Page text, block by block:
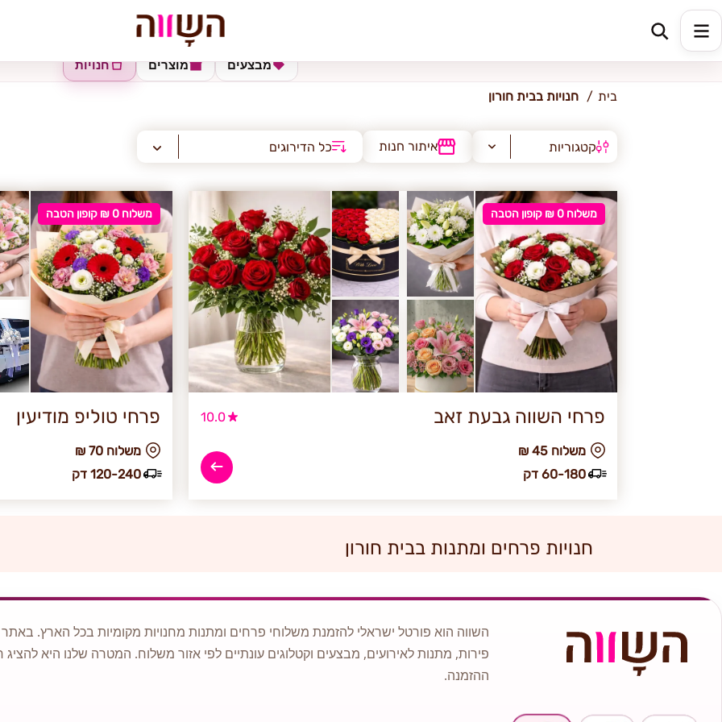
בית חורון
חנויות מוצרים מבצעים
בית חנויות בבית חורון
קטגוריות איתור חנות כל הדירוגים
משלוח 0 ₪ קופון הטבה
פרחי השווה גבעת זאב 10.0
₪ משלוח 45
60-180 דק
משלוח 0 ₪ קופון הטבה
פרחי טוליפ מודיעין
₪ משלוח 70
120-240 דק
חנויות פרחים ומתנות בבית חורון
השווה הוא פורטל ישראלי להזמנת משלוחי פרחים ומתנות מחנויות מקומיות בכל הארץ.
פירות, מתנות לאירועים, מבצעים וקטלוגים עונתיים לפי אזור משלוח. המטרה שלנו היא
ההזמנה.